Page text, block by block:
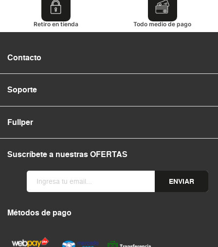
Retiro en tienda Todo medio de pago
Contacto
Soporte
Fullper
Suscríbete a nuestras OFERTAS
ENVIAR
Métodos de pago